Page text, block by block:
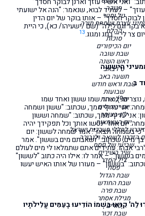
חנוכה
טל ומטר
עצרת ושמחת תורה
קהלת
סוכות
יום הכיפורים
שבת שובה
ראש השנה
ט"ו באב
תשעה באב
שבת וראש חודש
שבועות
מגילת רות
יום ירושלים
ל״ג-בעומר
יום העצמאות
לחללי מערכות ישראל
הזכרון לשואה ולגבורה
שביעי של פסח
שיר השירים
ליל הסדר
פסח
שבת הגדול
שבת החודש
שבת פרה
מגילת אסתר
פורים
שבת זכור
– לעתיד לבוא, שנאמר: "הנה אל ישועתי
חסדך" – אותו בוקר של יום הדין
וגם לילה" (שם /ישעיהו/ כא), כי היית
צר לי – בגוג ומגוג.13
הישועה
ב
נוצרים?), אחד שמו ששון ואחד שמו
אני עדיף ממך, שכתוב: "ששון ושמחה
אני עדיף ממך, שכתוב: "שמחה וששון
יום אחד ינטשו אותך וכל תפקידך יהיה
"כי בשמחה תצאו". אמר שמחה לששון: יום
בך מים, שכתוב: "ושאבתם מים בששון". אמר
אבהו: עתידים אתם שתמלאו לי מים לעולם
בששון". – אמר לו: אילו היה כתוב "לששון"
"בששון" – מעורו של אותו האיש יעשו
לַה' קִרְאוּ בִשְׁמוֹ הוֹדִיעוּ בָעַמִּים עֲלִילֹתָיו